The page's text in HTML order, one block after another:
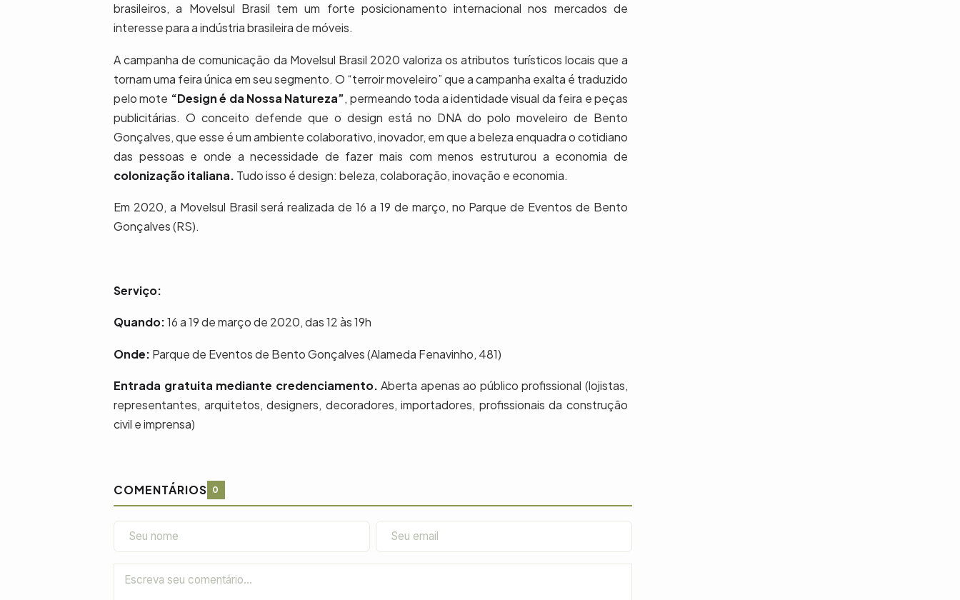
brasileiros, a Movelsul Brasil tem um forte posicionamento internacional nos mercados de
interesse para a indústria brasileira de móveis.
A campanha de comunicação da Movelsul Brasil 2020 valoriza os atributos turísticos locais que a
tornam uma feira única em seu segmento. O “terroir moveleiro” que a campanha exalta é traduzido
pelo mote “Design é da Nossa Natureza”, permeando toda a identidade visual da feira e peças
publicitárias. O conceito defende que o design está no DNA do polo moveleiro de Bento
Gonçalves, que esse é um ambiente colaborativo, inovador, em que a beleza enquadra o cotidiano
das pessoas e onde a necessidade de fazer mais com menos estruturou a economia de
colonização italiana. Tudo isso é design: beleza, colaboração, inovação e economia.
Em 2020, a Movelsul Brasil será realizada de 16 a 19 de março, no Parque de Eventos de Bento
Gonçalves (RS).
Serviço:
Quando:16 a 19 de março de 2020, das 12 às 19h
Onde: Parque de Eventos de Bento Gonçalves (Alameda Fenavinho, 481)
Entrada gratuita mediante credenciamento. Aberta apenas ao público profissional (lojistas,
representantes, arquitetos, designers, decoradores, importadores, profissionais da construção
civil e imprensa)
COMENTÁRIOS 0